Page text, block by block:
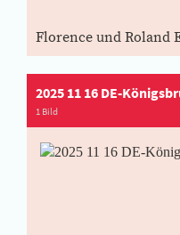
Florence und Roland
2025 11 16 DE-
1 Bild